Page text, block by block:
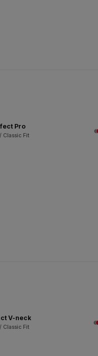
Pro
Classic Fit
V-neck
Classic Fit